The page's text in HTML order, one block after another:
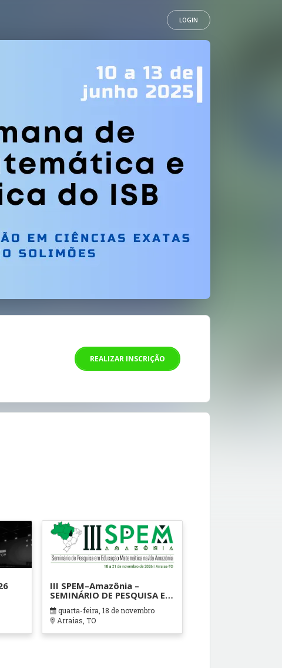
LOGIN
REALIZAR INSCRIÇÃO
III SPEM–Amazônia –
SEMINÁRIO DE PESQUISA EM
EDUCAÇÃO MATEMÁTICA
NA/DA AMAZÔNIA
quarta-feira, 18 de novembro
Arraias, TO